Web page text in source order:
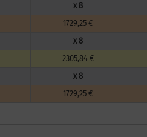
x 8
1729,25 €
x 8
2305,84 €
x 8
1729,25 €